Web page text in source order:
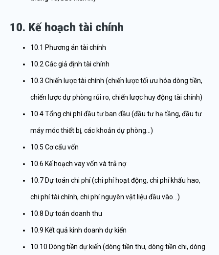
10. Kế hoạch tài chính
10.1 Phương án tài chính
10.2 Các giả định tài chính
10.3 Chiến lược tài chính (chiến lược tối ưu hóa dòng tiền,
chiến lược dự phòng rủi ro, chiến lược huy động tài chính)
10.4 Tổng chi phí đầu tư ban đầu (đầu tư hạ tầng, đầu tư
máy móc thiết bị, các khoản dự phòng…)
10.5 Cơ cấu vốn
10.6 Kế hoạch vay vốn và trả nợ
10.7 Dự toán chi phí (chi phí hoạt động, chi phí khấu hao,
chi phí tài chính, chi phí nguyên vật liệu đầu vào…)
10.8 Dự toán doanh thu
10.9 Kết quả kinh doanh dự kiến
10.10 Dòng tiền dự kiến (dòng tiền thu, dòng tiền chi, dòng